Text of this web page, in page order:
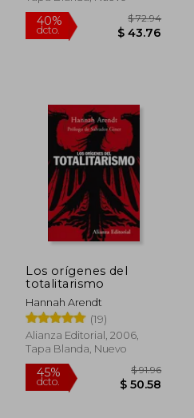
dcto. $ 43.76
Los orígenes del
totalitarismo
Hannah Arendt
(19)
Alianza Editorial, 2006,
Tapa Blanda, Nuevo